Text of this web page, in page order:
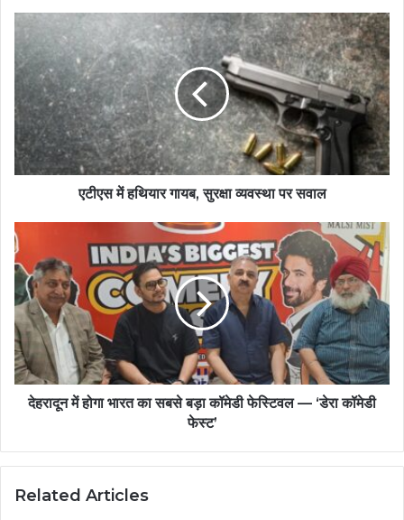
एटीएस में हथियार गायब, सुरक्षा व्यवस्था पर सवाल
देहरादून में होगा भारत का सबसे बड़ा कॉमेडी फेस्टिवल — ‘डेरा कॉमेडी
फेस्ट’
Related Articles